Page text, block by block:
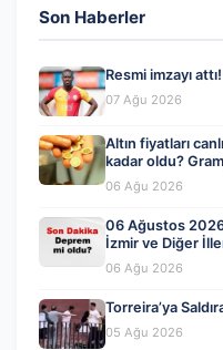
Son Haberler
Resmi imzayı
07 Ağu 2026
Altın fiyatları
kadar oldu?
altını alış satış
06 Ağu 2026
06 Ağustos
İzmir ve Diğer
06 Ağu 2026
Torreira’ya
05 Ağu 2026